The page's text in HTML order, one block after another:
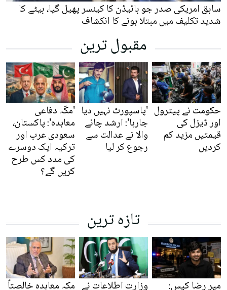
سابق امریکی صدر جو بائیڈن کا کینسر پھیل گیا، بیٹے کا
شدید تکلیف میں مبتلا ہونے کا انکشاف
مقبول ترین
حکومت نے پیٹرول
اور ڈیزل کی
قیمتیں مزید کم
کردیں
'پاسپورٹ نہیں دیا
جارہا': ارشد چائے
والا نے عدالت سے
رجوع کر لیا
'مکّہ دفاعی
معاہدہ': پاکستان،
سعودی عرب اور
ترکیہ ایک دوسرے
کی مدد کس طرح
کریں گے؟
تازہ ترین
میر رضا کیس: وزارت اطلاعات نے مکہ معاہدہ خالصتاً